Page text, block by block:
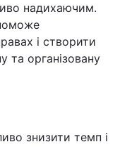
надихаючим.
і створити
та організовану
знизити темп і